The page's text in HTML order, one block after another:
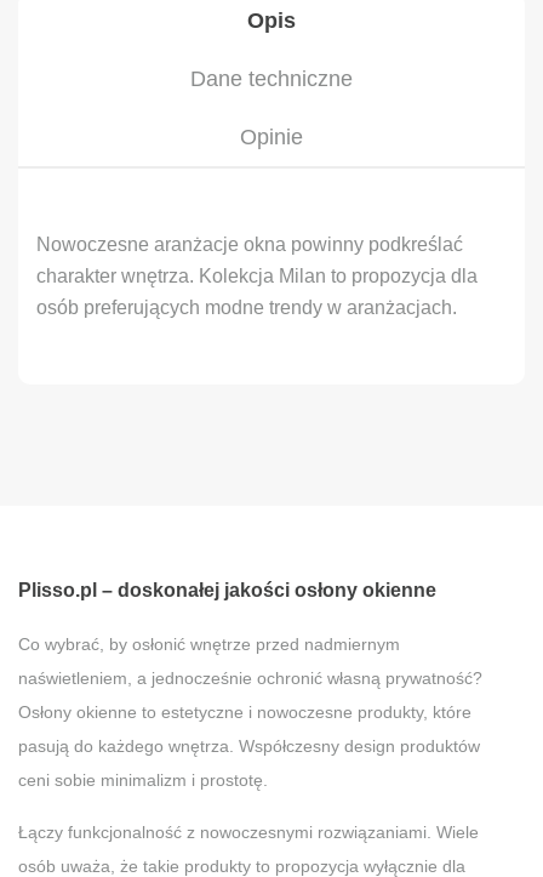
Opis
Dane techniczne
Opinie
Nowoczesne aranżacje okna powinny podkreślać
charakter wnętrza. Kolekcja Milan to propozycja dla
osób preferujących modne trendy w aranżacjach.
Plisso.pl – doskonałej jakości osłony okienne
Co wybrać, by osłonić wnętrze przed nadmiernym
naświetleniem, a jednocześnie ochronić własną prywatność?
Osłony okienne to estetyczne i nowoczesne produkty, które
pasują do każdego wnętrza. Współczesny design produktów
ceni sobie minimalizm i prostotę.
Łączy funkcjonalność z nowoczesnymi rozwiązaniami. Wiele
osób uważa, że takie produkty to propozycja wyłącznie dla